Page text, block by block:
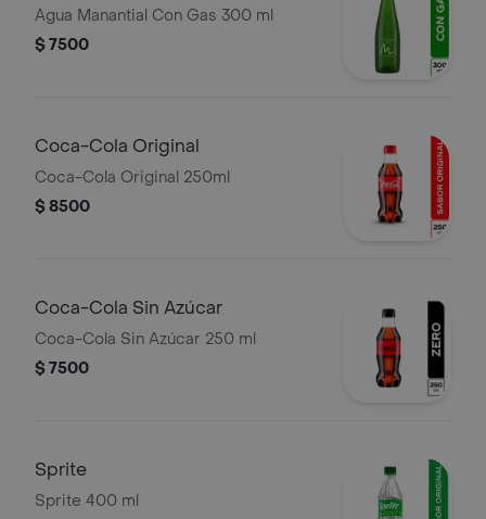
Agua Manantial Con Gas 300 ml
$ 7500
Coca-Cola Original
Coca-Cola Original 250ml
$ 8500
Coca-Cola Sin Azúcar
Coca-Cola Sin Azúcar 250 ml
$ 7500
Sprite
Sprite 400 ml